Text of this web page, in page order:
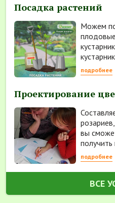
Посадка растений
Можем
подробнее
Проектирование
вы
получить
подробнее
ВСЕ